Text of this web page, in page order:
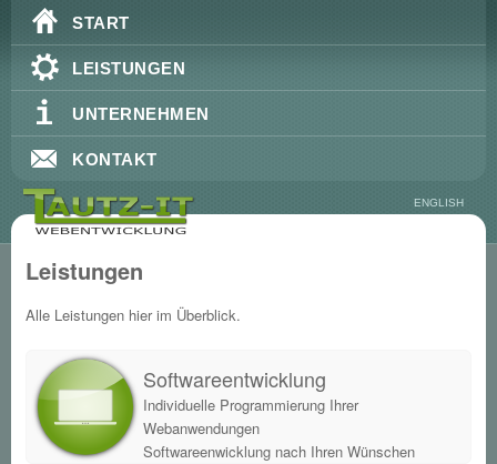
Hauptmenü
Zum Inhalt wechseln
Zum sekundären Inhalt wechseln
START
LEISTUNGEN
UNTERNEHMEN
KONTAKT
ENGLISH
Leistungen
Alle Leistungen hier im Überblick.
Softwareentwicklung
Individuelle Programmierung Ihrer
Webanwendungen
Softwareenwicklung nach Ihren Wünschen